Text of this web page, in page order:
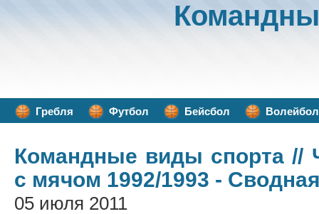
Гребля Футбол Бейсбол Волейбол
Командные виды спорта //
с мячом 1992/1993 -
05 июля 2011